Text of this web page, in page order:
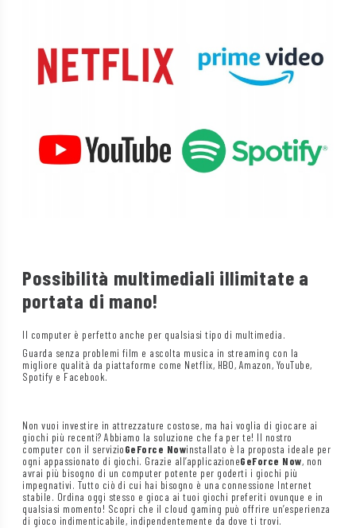
Possibilità multimediali illimitate a
portata di mano!
Il computer è perfetto anche per qualsiasi tipo di multimedia.
Guarda senza problemi film e ascolta musica in streaming con la
migliore qualità da piattaforme come Netflix, HBO, Amazon, YouTube,
Spotify e Facebook.
Non vuoi investire in attrezzature costose, ma hai voglia di giocare ai
giochi più recenti? Abbiamo la soluzione che fa per te! Il nostro
computer con il servizioGeForce Nowinstallato è la proposta ideale per
ogni appassionato di giochi. Grazie all’applicazioneGeForce Now, non
avrai più bisogno di un computer potente per goderti i giochi più
impegnativi. Tutto ciò di cui hai bisogno è una connessione Internet
stabile. Ordina oggi stesso e gioca ai tuoi giochi preferiti ovunque e in
qualsiasi momento! Scopri che il cloud gaming può offrire un’esperienza
di gioco indimenticabile, indipendentemente da dove ti trovi.